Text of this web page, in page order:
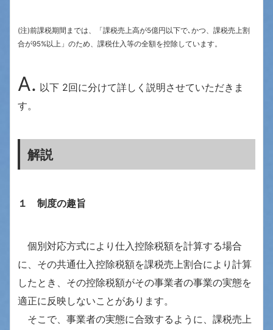
(注)前課税期間までは、「課税売上高が5億円以下で､かつ、課税売上割
合が95%以上」のため、課税仕入等の全額を控除しています。
A. 以下 2回に分けて詳しく説明させていただきま
す。
解説
１ 制度の趣旨
個別対応方式により仕入控除税額を計算する場合
に、その共通仕入控除税額を課税売上割合により計算
したとき、その控除税額がその事業者の事業の実態を
適正に反映しないことがあります。
そこで、事業者の実態に合致するように、課税売上